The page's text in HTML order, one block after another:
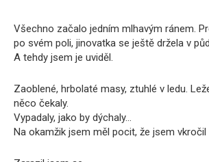
Všechno začalo jedním mlhavým ránem.
po svém poli, jinovatka se ještě držela v
A tehdy jsem je uviděl.
Zaoblené, hrbolaté masy, ztuhlé v ledu.
něco čekaly.
Vypadaly, jako by dýchaly…
Na okamžik jsem měl pocit, že jsem